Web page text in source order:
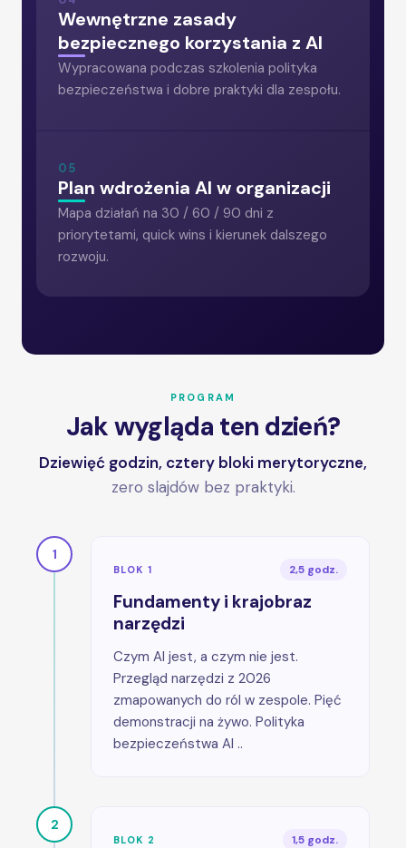
Wewnętrzne zasady
bezpiecznego korzystania z AI
Wypracowana podczas szkolenia polityka
bezpieczeństwa i dobre praktyki dla zespołu.
05
Plan wdrożenia AI w organizacji
Mapa działań na 30 / 60 / 90 dni z
priorytetami, quick wins i kierunek dalszego
rozwoju.
PROGRAM
Jak wygląda ten dzień?
Dziewięć godzin, cztery bloki merytoryczne,
zero slajdów bez praktyki.
1
BLOK 1 2,5 godz.
Fundamenty i krajobraz
narzędzi
Czym AI jest, a czym nie jest.
Przegląd narzędzi z 2026
zmapowanych do ról w zespole. Pięć
demonstracji na żywo. Polityka
bezpieczeństwa AI ..
2
BLOK 2 1,5 godz.